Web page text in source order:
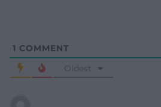
1 COMMENT
Oldest